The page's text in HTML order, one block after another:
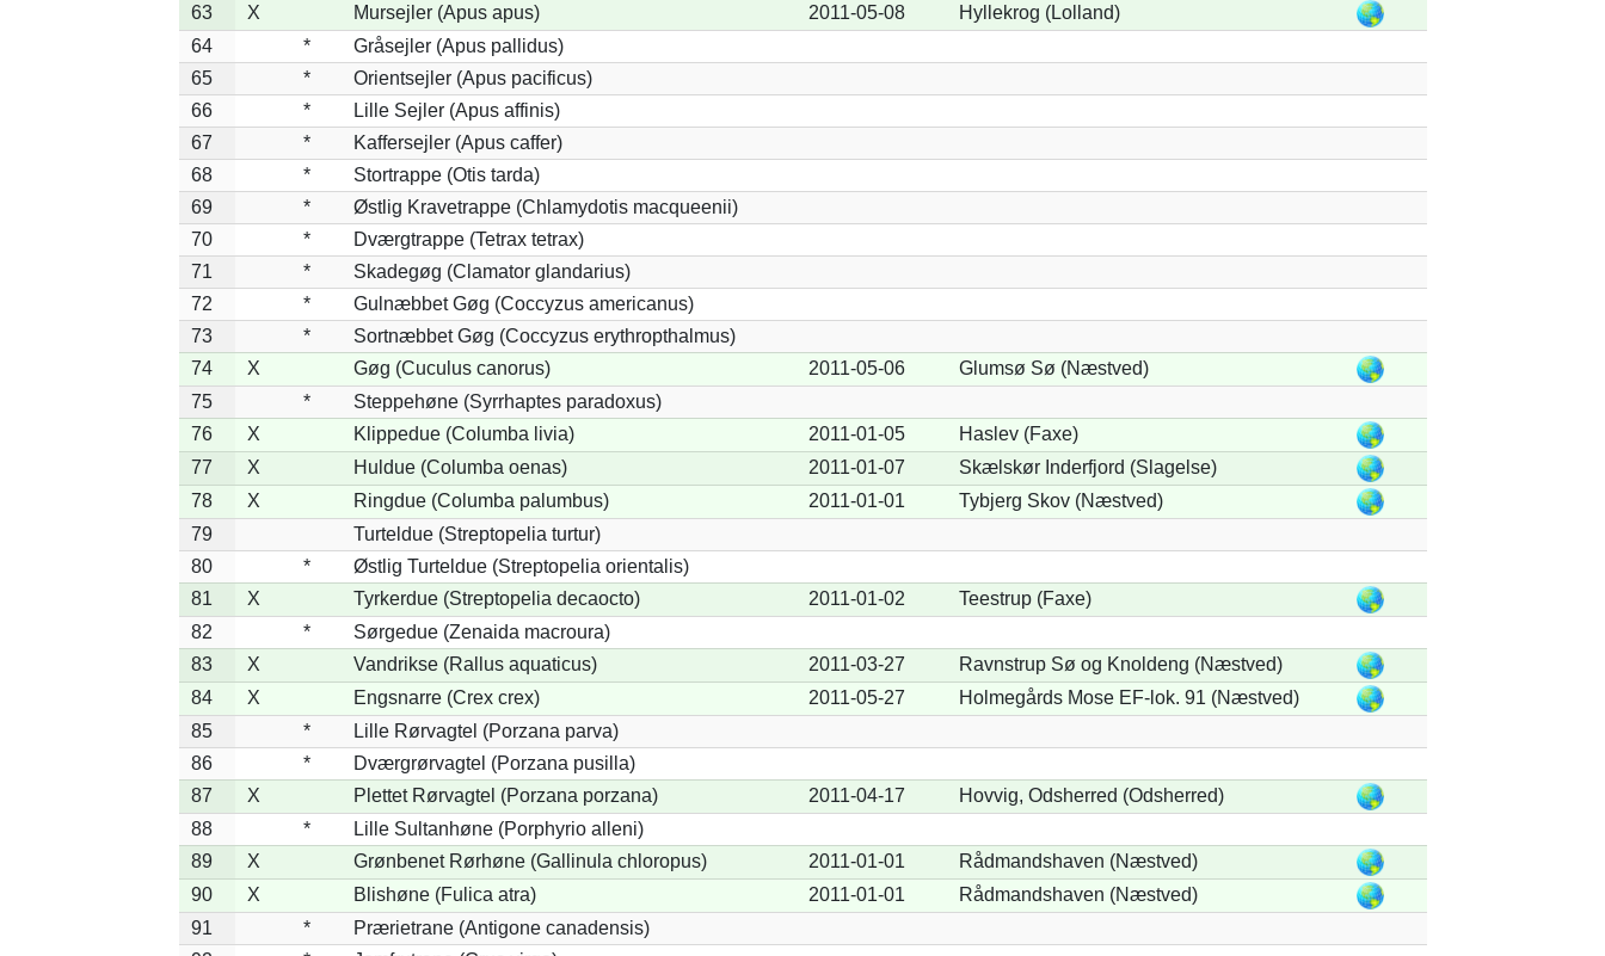
63
X Mursejler (Apus apus) 2011-05-08
Hyllekrog (Lolland)
64
*
Gråsejler (Apus pallidus)
65
*
Orientsejler (Apus pacificus)
66
*
Lille Sejler (Apus affinis)
67
*
Kaffersejler (Apus caffer)
68
*
Stortrappe (Otis tarda)
69
*
Østlig Kravetrappe (Chlamydotis macqueenii)
70
*
Dværgtrappe (Tetrax tetrax)
71
*
Skadegøg (Clamator glandarius)
72
*
Gulnæbbet Gøg (Coccyzus americanus)
73
*
Sortnæbbet Gøg (Coccyzus erythropthalmus)
74
X Gøg (Cuculus canorus) 2011-05-06
Glumsø Sø (Næstved)
75
*
Steppehøne (Syrrhaptes paradoxus)
76
X Klippedue (Columba livia) 2011-01-05
Haslev (Faxe)
77
X Huldue (Columba oenas) 2011-01-07
Skælskør Inderfjord (Slagelse)
78
X Ringdue (Columba palumbus) 2011-01-01
Tybjerg Skov (Næstved)
79
Turteldue (Streptopelia turtur)
80
*
Østlig Turteldue (Streptopelia orientalis)
81
X Tyrkerdue (Streptopelia decaocto) 2011-01-02
Teestrup (Faxe)
82
*
Sørgedue (Zenaida macroura)
83
X Vandrikse (Rallus aquaticus) 2011-03-27
Ravnstrup Sø og Knoldeng (Næstved)
84
X Engsnarre (Crex crex) 2011-05-27
Holmegårds Mose EF-lok. 91 (Næstved)
85
*
Lille Rørvagtel (Porzana parva)
86
*
Dværgrørvagtel (Porzana pusilla)
87
X Plettet Rørvagtel (Porzana porzana) 2011-04-17
Hovvig, Odsherred (Odsherred)
88
*
Lille Sultanhøne (Porphyrio alleni)
89
X Grønbenet Rørhøne (Gallinula chloropus) 2011-01-01
Rådmandshaven (Næstved)
90
X Blishøne (Fulica atra) 2011-01-01
Rådmandshaven (Næstved)
91
*
Prærietrane (Antigone canadensis)